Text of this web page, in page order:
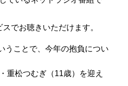
でお聴きいただけます。
うことで、今年の抱負につい
重松つむぎ（11歳）を迎え